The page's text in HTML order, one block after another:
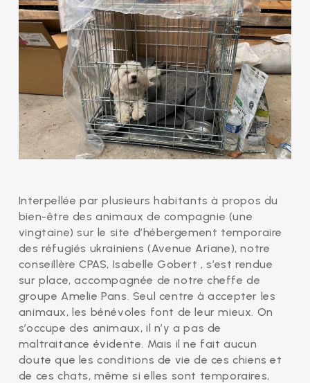
Interpellée par plusieurs habitants à propos du
bien-être des animaux de compagnie (une
vingtaine) sur le site d’hébergement temporaire
des réfugiés ukrainiens (Avenue Ariane), notre
conseillère CPAS, Isabelle Gobert , s’est rendue
sur place, accompagnée de notre cheffe de
groupe Amelie Pans. Seul centre à accepter les
animaux, les bénévoles font de leur mieux. On
s’occupe des animaux, il n’y a pas de
maltraitance évidente. Mais il ne fait aucun
doute que les conditions de vie de ces chiens et
de ces chats, même si elles sont temporaires,